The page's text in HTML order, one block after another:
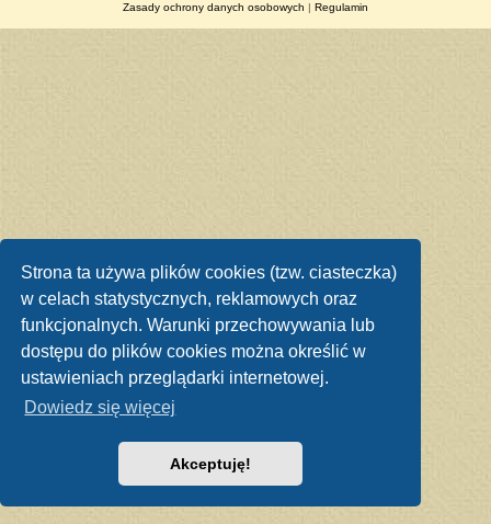
Strona ta używa plików cookies (tzw. ciasteczka)
w celach statystycznych, reklamowych oraz
funkcjonalnych. Warunki przechowywania lub
dostępu do plików cookies można określić w
ustawieniach przeglądarki internetowej.
Dowiedz się więcej
Akceptuję!
Zasady ochrony danych osobowych | Regulamin